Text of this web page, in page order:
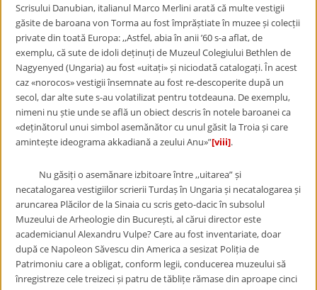
Scrisului Danubian, italianul Marco Merlini arată că multe vestigii
găsite de baroana von Torma au fost împrăștiate în muzee și colecții
private din toată Europa: ,,Astfel, abia în anii ’60 s-a aflat, de
exemplu, că sute de idoli deținuți de Muzeul Colegiului Bethlen de
Nagyenyed (Ungaria) au fost «uitați» și niciodată catalogați. În acest
caz «norocos» vestigii însemnate au fost re-descoperite după un
secol, dar alte sute s-au volatilizat pentru totdeauna. De exemplu,
nimeni nu știe unde se află un obiect descris în notele baroanei ca
«deținătorul unui simbol asemănător cu unul găsit la Troia și care
amintește ideograma akkadiană a zeului Anu»”[viii].
Nu găsiți o asemănare izbitoare între ,,uitarea” și
necatalogarea vestigiilor scrierii Turdaș în Ungaria și necatalogarea și
aruncarea Plăcilor de la Sinaia cu scris geto-dacic în subsolul
Muzeului de Arheologie din București, al cărui director este
academicianul Alexandru Vulpe? Care au fost inventariate, doar
după ce Napoleon Săvescu din America a sesizat Poliția de
Patrimoniu care a obligat, conform legii, conducerea muzeului să
înregistreze cele treizeci și patru de tăblițe rămase din aproape cinci